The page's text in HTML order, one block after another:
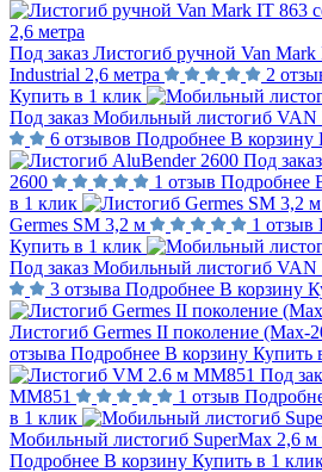
Под заказ Листогиб ручной Van
Industrial 2,6 метра
2
Купить в 1 клик
Под заказ Мобильный листогиб
6 отзывов Подробнее В корзину
Под заказ
2600
1 отзыв Подробнее
в 1 клик
Germes SM 3,2 м
1 отзыв
Купить в 1 клик
Под заказ Мобильный листогиб
3 отзыва Подробнее В корзину
Листогиб Germes II поколение (Max-
отзыва Подробнее В корзину Купить
Под
MM851
1 отзыв
в 1 клик
Мобильный листогиб SuperMax 2,6 м
Подробнее В корзину Купить в 1